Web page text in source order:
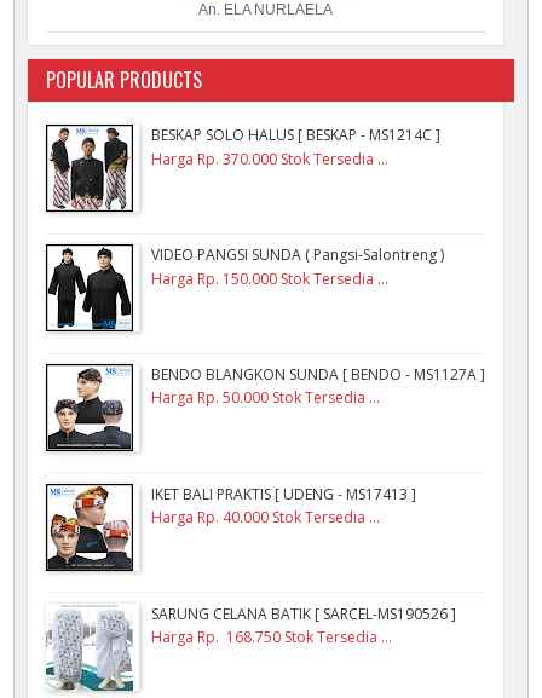
An. ELA NURLAELA
POPULAR PRODUCTS
BESKAP SOLO HALUS [ BESKAP - MS1214C ]
Harga Rp. 370.000 Stok Tersedia ...
VIDEO PANGSI SUNDA ( Pangsi-Salontreng )
Harga Rp. 150.000 Stok Tersedia ...
BENDO BLANGKON SUNDA [ BENDO - MS1127A ]
Harga Rp. 50.000 Stok Tersedia ...
IKET BALI PRAKTIS [ UDENG - MS17413 ]
Harga Rp. 40.000 Stok Tersedia ...
SARUNG CELANA BATIK [ SARCEL-MS190526 ]
Harga Rp. 168.750 Stok Tersedia ...